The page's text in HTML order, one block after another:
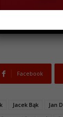
Facebook
Jacek Bąk Jan